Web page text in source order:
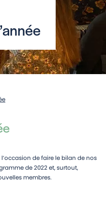
de faire le bilan de nos
de 2022 et, surtout,
membres.